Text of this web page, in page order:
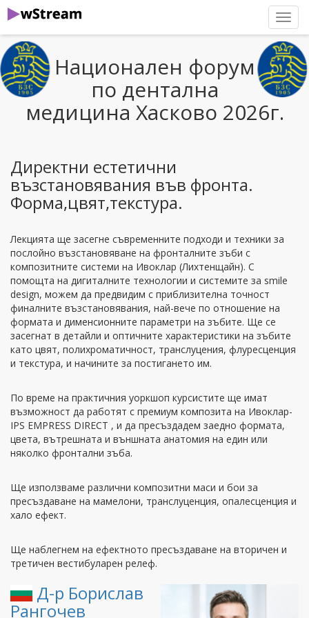
Национален форум
по дентална
медицина Хасково 2026г.
Директни естетични
възстановявания във фронта.
Форма,цвят,текстура.
Лекцията ще засегне съвременните подходи и техники за
послойно възстановяване на фронталните зъби с
композитните системи на Ивоклар (Лихтенщайн). С
помощта на дигиталните технологии и системите за smile
design, можем да предвидим с приблизителна точност
финалните възстановявания, най-вече по отношение на
формата и дименсионните параметри на зъбите. Ще се
засегнат в детайли и оптичните характеристики на зъбите
като цвят, полихроматичност, транслуцения, флуресценция
и текстура, и начините за постигането им.
По време на практичния уоркшоп курсистите ще имат
възможност да работят с премиум композита на Ивоклар-
IPS EMPRESS DIRECT , и да пресъздадем заедно формата,
цвета, вътрешната и външната анатомия на един или
няколко фронтални зъба.
Ще използваме различни композитни маси и бои за
пресъздаване на мамелони, транслуценция, опалесценция и
хало ефект.
Ще наблегнем на ефектното пресъздаване на вторичен и
третичен вестибуларен релеф.
Д-р Борислав
Рангочев